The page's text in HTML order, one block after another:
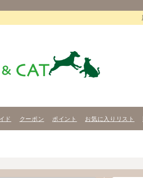
ド クーポン ポイント お気に入りリスト